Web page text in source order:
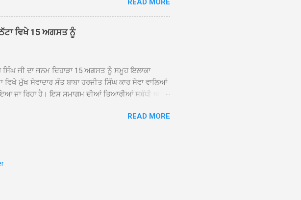
ਮਾਰਦੇ ਸਨ ਅਤੇ 20 ਜੂਨ ਤੱਕ ਸਭ ਠੀਕ ਸੀ। ਚੋਰੀ ਦੀ ਘਟਨਾ
ਅੰਜੂ ਬਾਲਾ, ਹਰਜੀਤ ਕੌਰ, ਕਮਲਪ੍ਰੀਤ ਕੌਰ ਅਤੇ ਹਰਵਿੰਦਰ
ਦੀ ਸੇਵਾ ਸੀ.ਐੱਚ.ਟੀ. ਰਾਮ ਸਿੰਘ ਵੱਲੋਂ ਕੀਤੀ ਗਈ ਸੀ
ਚੋਰੀ ਹੋਣ ਨਾਲ ਬੱਚਿਆਂ ਦੇ ਮਾਪਿਆਂ ਵਿੱਚ ਭਾਰੀ ਰੋਸ ਹੈ ਅਤੇ
READ MORE
ਠੱਟਾ ਵਿਖੇ 15 ਅਗਸਤ ਨੂੰ
ਜੀ ਦਾ ਜਨਮ ਦਿਹਾੜਾ 15 ਅਗਸਤ ਨੂੰ ਸਮੂਹ ਇਲਾਕਾ
ਮੁੱਖ ਸੇਵਾਦਾਰ ਸੰਤ ਬਾਬਾ ਹਰਜੀਤ ਸਿੰਘ ਕਾਰ ਸੇਵਾ ਵਾਲਿਆਂ
ਜਾ ਰਿਹਾ ਹੈ। ਇਸ ਸਮਾਗਮ ਦੀਆਂ ਤਿਆਰੀਆਂ ਸਬੰਧੀ ਅੱਜ
ਨੇ ਭਾਗ ਲਿਆ ਅਤੇ ਆਪੋ ਆਪਣੇ ਵਿਚਾਰ ਸਾਂਝੇ ਕੀਤੇ। ਇਸ ਸਬੰਧੀ
ਸੁੰਦਰ ਦੀਵਾਨ ਸਮਾਗਮ ਦੌਰਾਨ ਭਾਈ ਕੁਲਵੰਤ ਸਿੰਘ ਹਜੂਰੀ
READ MORE